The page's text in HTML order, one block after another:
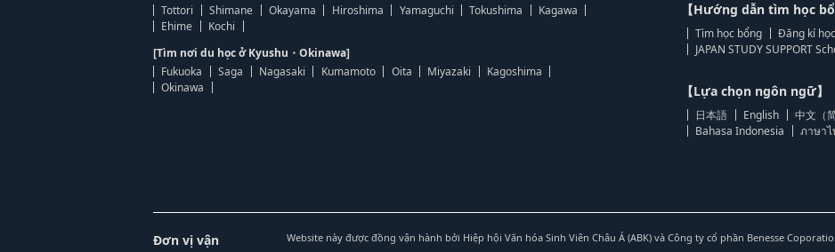
Tottori
Shimane Okayama Hiroshima Yamaguchi Tokushima
Kagawa
Ehime
Kochi
[Tìm nơi du học ở Kyushu・Okinawa]
Fukuoka
Saga Nagasaki Kumamoto Oita Miyazaki
Kagoshima
Okinawa
【Hướng dẫn tìm học
Tìm học bổng
Đăng kí
JAPAN STUDY SUPPORT
【Lựa chọn ngôn ngữ】
日本語 English 中文（
Bahasa Indonesia
ภาษาไ
Đơn vị vận
Website này được đồng vận hành bởi Hiệp hội Văn hóa Sinh Viên Châu Á (ABK) và Công ty cổ phần Benesse